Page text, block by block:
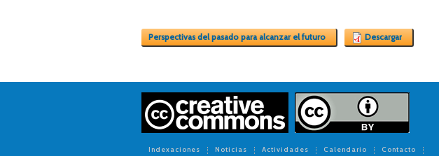
Perspectivas del pasado para alcanzar el futuro Descargar
Indexaciones Noticias Actividades Calendario Contacto